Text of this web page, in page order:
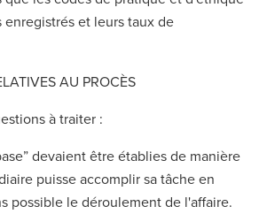
et leurs taux de
AU PROCÈS
à traiter :
devaient être établies de manière
puisse accomplir sa tâche en
possible le déroulement de l'affaire.